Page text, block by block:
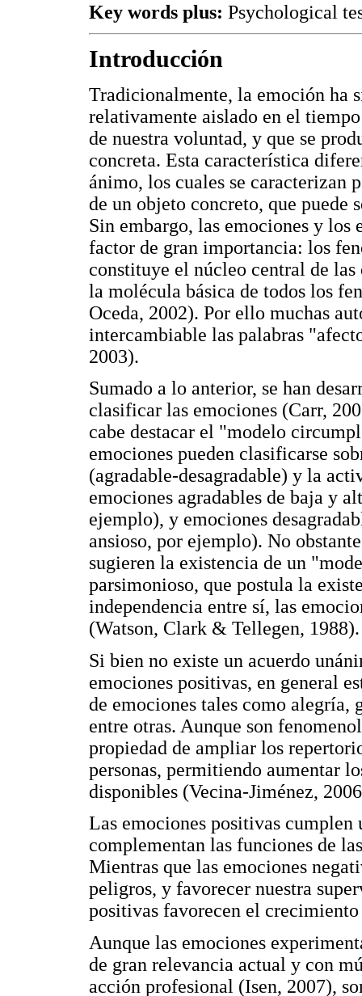
Key words plus: Psychological
Introducción
Tradicionalmente, la emoción ha
relativamente aislado en el
de nuestra voluntad, y que se
concreta. Esta característica
ánimo, los cuales se caracterizan
de un objeto concreto, que puede
Sin embargo, las emociones y los
factor de gran importancia: los
constituye el núcleo central de
la molécula básica de todos los
Oceda, 2002). Por ello muchas
intercambiable las palabras
2003).
Sumado a lo anterior, se han
clasificar las emociones (Carr,
cabe destacar el "modelo
emociones pueden clasificarse
(agradable-desagradable) y la
emociones agradables de baja y
ejemplo), y emociones
ansioso, por ejemplo). No
sugieren la existencia de un
parsimonioso, que postula la
independencia entre sí, las
(Watson, Clark & Tellegen, 1988).
Si bien no existe un acuerdo
emociones positivas, en general
de emociones tales como
entre otras. Aunque son
propiedad de ampliar los
personas, permitiendo aumentar
disponibles (Vecina-Jiménez,
Las emociones positivas cumplen
complementan las funciones de
Mientras que las emociones
peligros, y favorecer nuestra
positivas favorecen el
Aunque las emociones
de gran relevancia actual y con
acción profesional (Isen, 2007),